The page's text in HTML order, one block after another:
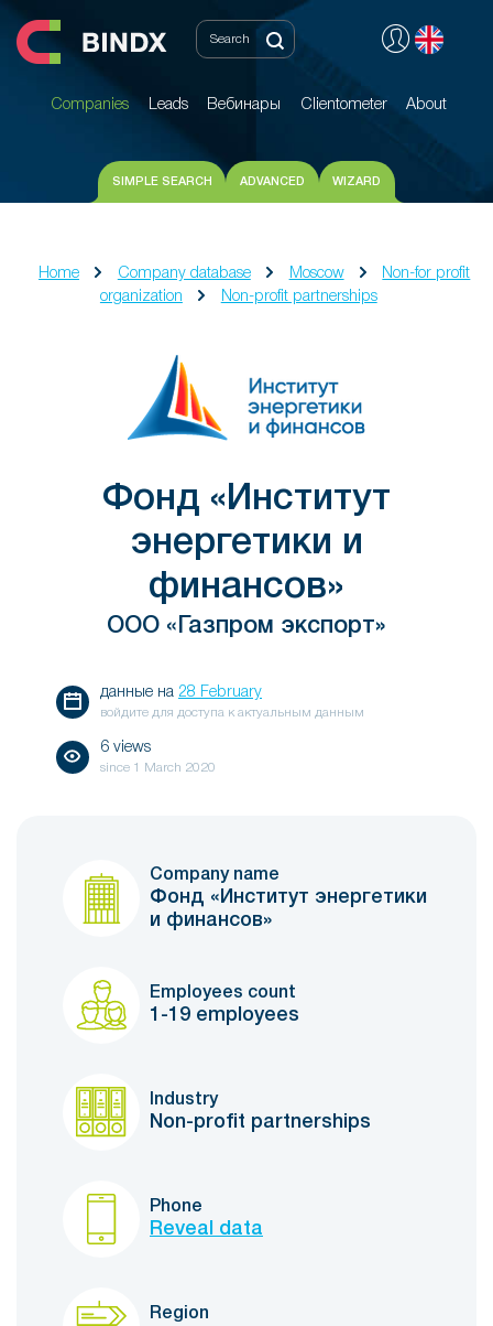
Companies Leads Вебинары Clientometer About
Companies Leads Вебинары Clientometer About
SIMPLE SEARCH ADVANCED WIZARD
Home Company database Moscow
Non-for profit
organization
Non-profit partnerships
Фонд «Институт
энергетики и
финансов»
ООО «Газпром экспорт»
данные на 28 February
войдите для доступа к актуальным данным
6 views
since 1 March 2020
Company name
Фонд «Институт энергетики
и финансов»
Employees count
1-19 employees
Industry
Non-profit partnerships
Phone
Reveal data
Region